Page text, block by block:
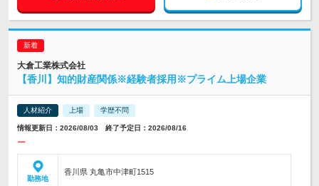
大倉工業株式会社
【香川】知的財産関係※経験者採用※プライム上場企業
人材紹介 上場 学歴不問
情報更新日：2026/08/03 終了予定日：2026/08/16
ー
勤務地
香川県 丸亀市中津町1515